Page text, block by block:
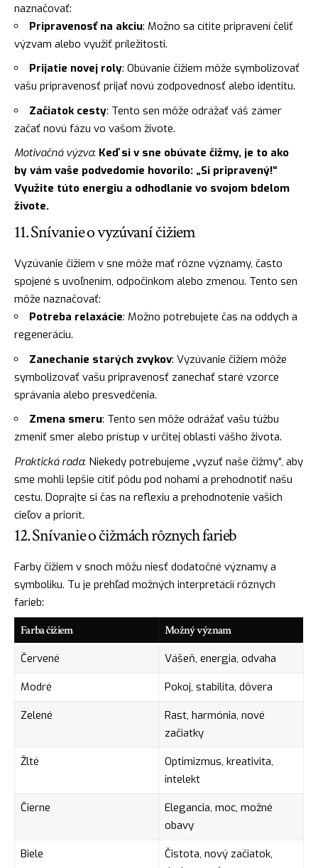
naznačovať:
Pripravenosť na akciu: Možno sa cítite pripravení čeliť
výzvam alebo využiť príležitosti.
Prijatie novej roly: Obúvanie čižiem môže symbolizovať
vašu pripravenosť prijať novú zodpovednosť alebo identitu.
Začiatok cesty: Tento sen môže odrážať váš zámer
začať novú fázu vo vašom živote.
Motivačná výzva: Keď si v sne obúvate čižmy, je to ako
by vám vaše podvedomie hovorilo: „Si pripravený!“
Využite túto energiu a odhodlanie vo svojom bdelom
živote.
11. Snívanie o vyzúvaní čižiem
Vyzúvanie čižiem v sne môže mať rôzne významy, často
spojené s uvoľnením, odpočinkom alebo zmenou. Tento sen
môže naznačovať:
Potreba relaxácie: Možno potrebujete čas na oddych a
regeneráciu.
Zanechanie starých zvykov: Vyzúvanie čižiem môže
symbolizovať vašu pripravenosť zanechať staré vzorce
správania alebo presvedčenia.
Zmena smeru: Tento sen môže odrážať vašu túžbu
zmeniť smer alebo prístup v určitej oblasti vášho života.
Praktická rada: Niekedy potrebujeme „vyzuť naše čižmy“, aby
sme mohli lepšie cítiť pôdu pod nohami a prehodnotiť našu
cestu. Doprajte si čas na reflexiu a prehodnotenie vašich
cieľov a priorít.
12. Snívanie o čižmách rôznych farieb
Farby čižiem v snoch môžu niesť dodatočné významy a
symboliku. Tu je prehľad možných interpretácií rôznych
farieb:
Farba čižiem Možný význam
Červené
Vášeň, energia, odvaha
Modré
Pokoj, stabilita, dôvera
Zelené
Rast, harmónia, nové
začiatky
Žlté
Optimizmus, kreativita,
intelekt
Čierne
Elegancia, moc, možné
obavy
Biele
Čistota, nový začiatok,